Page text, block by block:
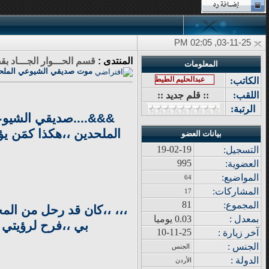
المعلومات
الكاتب: عبدالحليم الطيطي
اللقب:
:: قلم جديد ::
الرتبة:
بيانات العضو
التسجيل:
19-02-19
العضوية:
995
المواضيع:
64
المشاركات:
17
المجموع:
81
بمعدل :
0.03 يوميا
خر زيار ة :
10-11-25
الجنس :
الجنس
الدولة : الأردن
المنتدى : قسم الحـــوار الجـــاد
موت صديقي الشيوعي
&&&....صديقي
الملحدين ،،هكذا كمَن
،،، ،،كان قد رحل من
بي ،،فرح لرؤيتي